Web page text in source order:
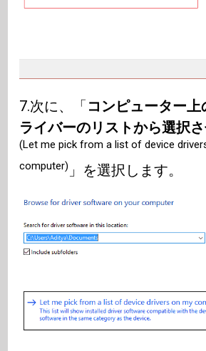
7.次に、「 コンピューター
ライバーのリストから選択
(Let me pick from a list of device
computer) 」を選択します。